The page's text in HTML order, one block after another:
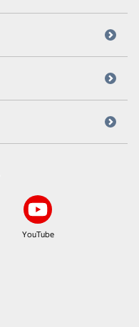
YouTube